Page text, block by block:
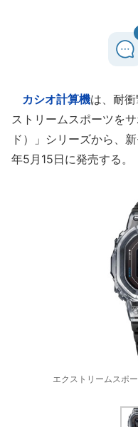
カシオ計算機は、耐
ストリームスポーツを
ド）」シリーズから、
年5月15日に発売する。
エクストリームスポ